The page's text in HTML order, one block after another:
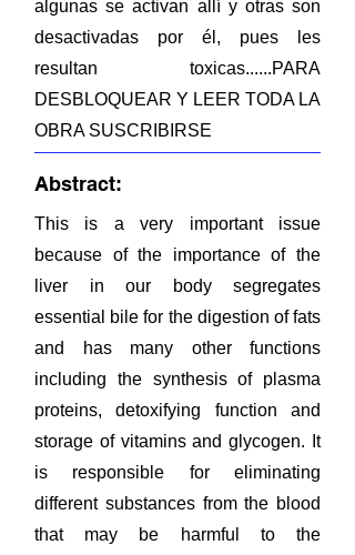
algunas se activan allí y otras son
desactivadas por él, pues les
resultan toxicas......PARA
DESBLOQUEAR Y LEER TODA LA
OBRA SUSCRIBIRSE
Abstract:
This is a very important issue
because of the importance of the
liver in our body segregates
essential bile for the digestion of fats
and has many other functions
including the synthesis of plasma
proteins, detoxifying function and
storage of vitamins and glycogen. It
is responsible for eliminating
different substances from the blood
that may be harmful to the